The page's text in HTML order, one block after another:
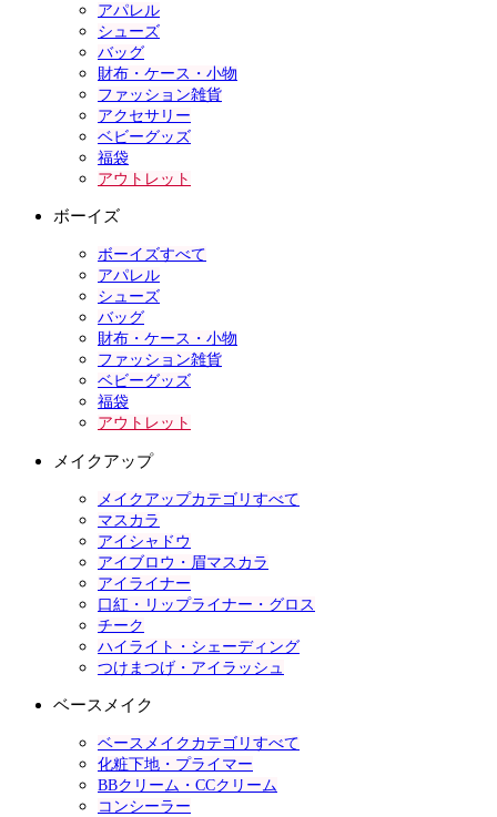
アパレル
シューズ
バッグ
財布・ケース・小物
ファッション雑貨
アクセサリー
ベビーグッズ
福袋
アウトレット
ボーイズ
ボーイズすべて
アパレル
シューズ
バッグ
財布・ケース・小物
ファッション雑貨
ベビーグッズ
福袋
アウトレット
メイクアップ
メイクアップカテゴリすべて
マスカラ
アイシャドウ
アイブロウ・眉マスカラ
アイライナー
口紅・リップライナー・グロス
チーク
ハイライト・シェーディング
つけまつげ・アイラッシュ
ベースメイク
ベースメイクカテゴリすべて
化粧下地・プライマー
BBクリーム・CCクリーム
コンシーラー